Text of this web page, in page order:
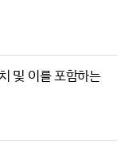
및 이를 포함하는